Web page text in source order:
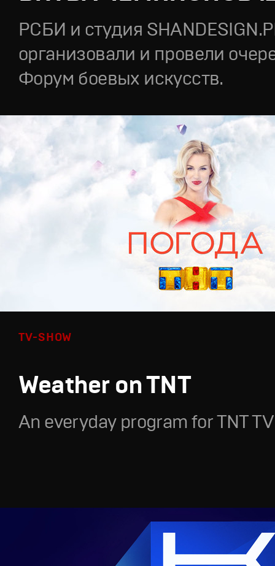
РСБИ и студия
организовали и провели
Форум боевых искусств.
TV-SHOW
Weather on TNT
An everyday program for TNT